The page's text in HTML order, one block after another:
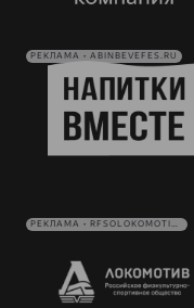
РЕКЛАМА • ABINBEVEFES.RU
РЕКЛАМА • RFSOLOKOMOTIV.RU